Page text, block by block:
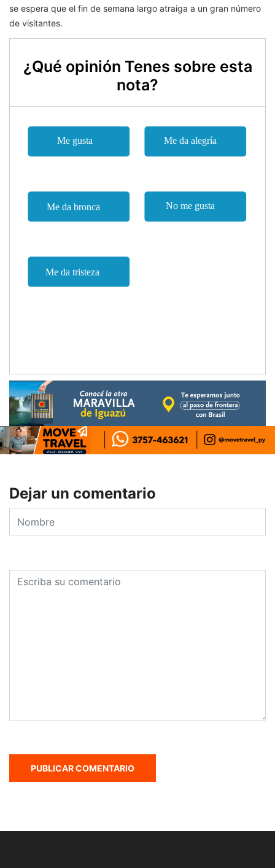
se espera que el fin de semana largo atraiga a un gran número
de visitantes.
¿Qué opinión Tenes sobre esta
nota?
Dejar un comentario